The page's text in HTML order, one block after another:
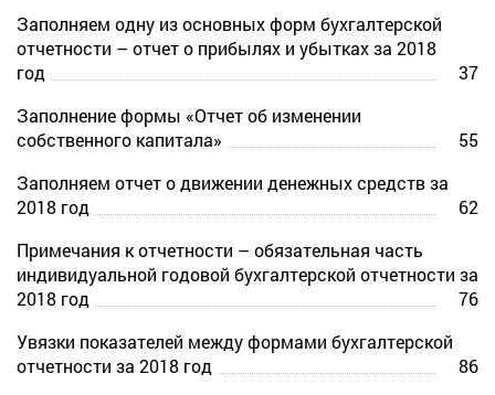
Заполняем одну из основных форм бухгалтерской
отчетности – отчет о прибылях и убытках за 2018
год
37
Заполнение формы «Отчет об изменении
собственного капитала»
55
Заполняем отчет о движении денежных средств за
2018 год
62
Примечания к отчетности – обязательная часть
индивидуальной годовой бухгалтерской отчетности за
2018 год
76
Увязки показателей между формами бухгалтерской
отчетности за 2018 год
86